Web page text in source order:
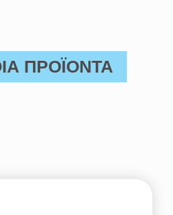
ΠΡΟΪΟΝΤΑ